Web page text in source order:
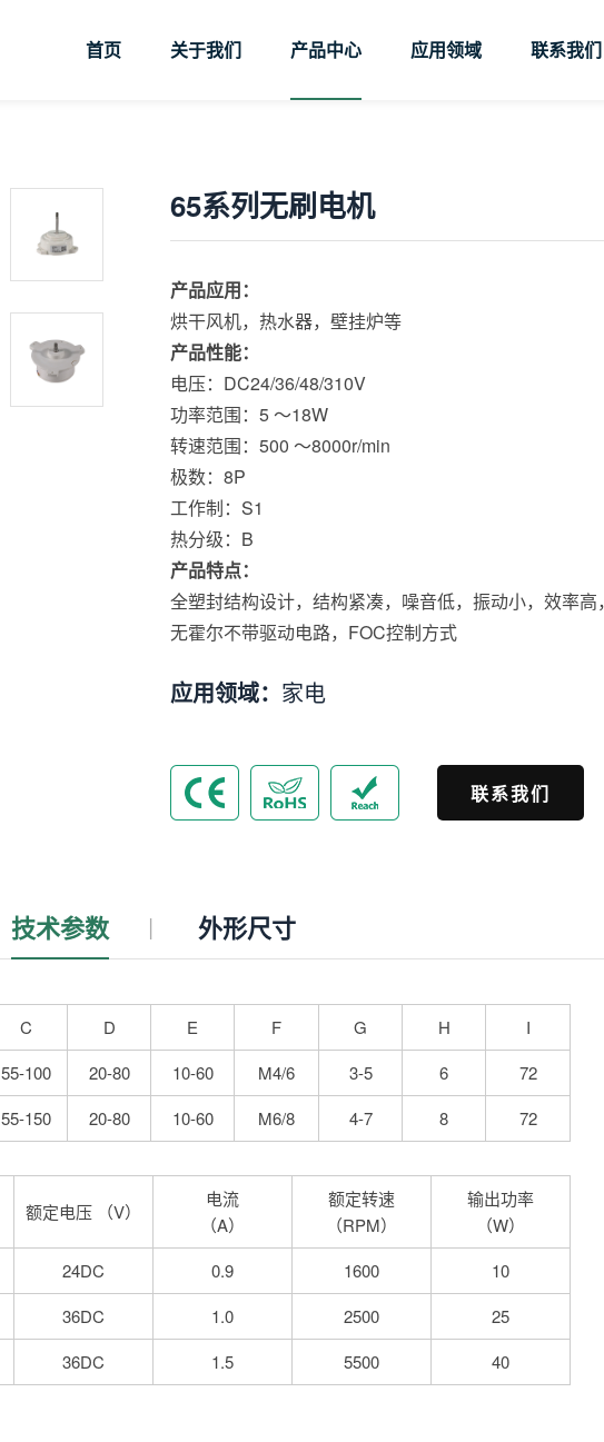
首页 关于我们 产品中心 应用领域 联系我们
65系列无刷电机
产品应用：
烘干风机，热水器，壁挂炉等
产品性能：
电压：DC24/36/48/310V
功率范围：5 ～18W
转速范围：500 ～8000r/min
极数：8P
工作制：S1
热分级：B
产品特点：
全塑封结构设计，结构紧凑，噪音低，振动小，效率高
无霍尔不带驱动电路，FOC控制方式
应用领域： 家电
联系我们
技术参数 外形尺寸
C D E F G H
I
55-100 20-80 10-60 M4/6 3-5 6
72
55-150 20-80 10-60 M6/8 4-7 8 72
额定电压 （V）
电流
（A）
额定转速
（RPM）
输出功率
（W）
24DC 0.9 1600
10
36DC 1.0 2500
25
36DC 1.5 5500 40